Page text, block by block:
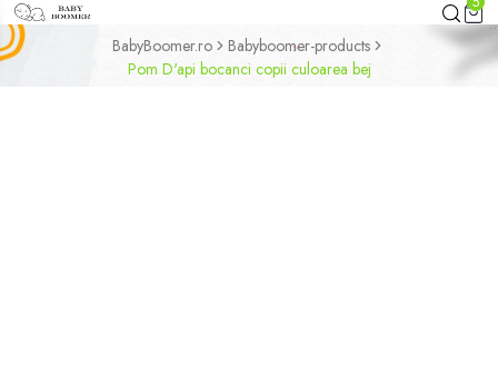
BabyBoomer.ro
Babyboomer-products
Pom D'api bocanci copii culoarea bej